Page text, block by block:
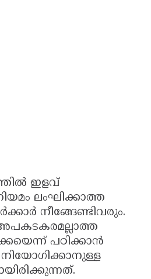
ഇളവ്
ലംഘിക്കാത്ത
നീങ്ങേണ്ടിവരും.
പഠിക്കാൻ